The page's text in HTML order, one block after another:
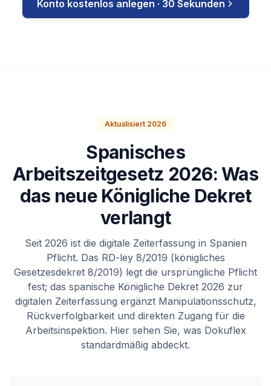
Konto kostenlos anlegen · 30 Sekunden
Aktualisiert 2026
Spanisches
Arbeitszeitgesetz 2026: Was
das neue Königliche Dekret
verlangt
Seit 2026 ist die digitale Zeiterfassung in Spanien
Pflicht. Das RD-ley 8/2019 (königliches
Gesetzesdekret 8/2019) legt die ursprüngliche Pflicht
fest; das spanische Königliche Dekret 2026 zur
digitalen Zeiterfassung ergänzt Manipulationsschutz,
Rückverfolgbarkeit und direkten Zugang für die
Arbeitsinspektion. Hier sehen Sie, was Dokuflex
standardmäßig abdeckt.